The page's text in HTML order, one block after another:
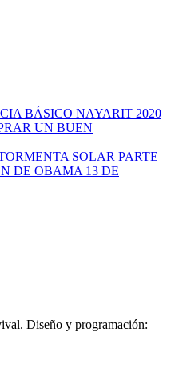
BÁSICO NAYARIT 2020
UN BUEN
SOLAR PARTE
DE OBAMA 13 DE
Diseño y programación: